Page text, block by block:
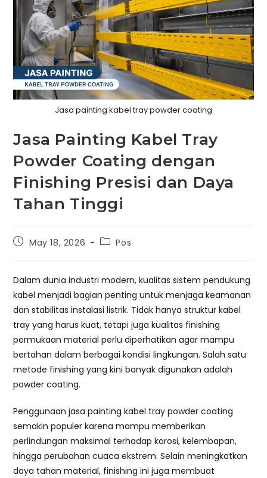
Jasa painting kabel tray powder coating
Jasa Painting Kabel Tray
Powder Coating dengan
Finishing Presisi dan Daya
Tahan Tinggi
PostMay 18, 2026
PostPos
Dalam dunia industri modern, kualitas sistem pendukung
kabel menjadi bagian penting untuk menjaga keamanan
dan stabilitas instalasi listrik. Tidak hanya struktur kabel
tray yang harus kuat, tetapi juga kualitas finishing
permukaan material perlu diperhatikan agar mampu
bertahan dalam berbagai kondisi lingkungan. Salah satu
metode finishing yang kini banyak digunakan adalah
powder coating.
Penggunaan jasa painting kabel tray powder coating
semakin populer karena mampu memberikan
perlindungan maksimal terhadap korosi, kelembapan,
hingga perubahan cuaca ekstrem. Selain meningkatkan
daya tahan material, finishing ini juga membuat